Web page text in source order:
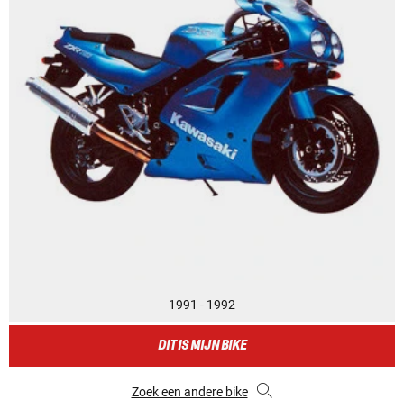
1991 - 1992
DIT IS MIJN BIKE
Zoek een andere bike